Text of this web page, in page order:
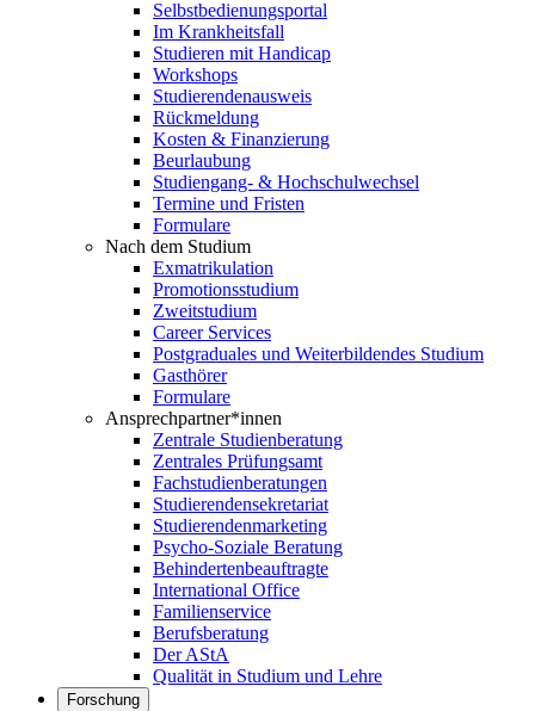
Selbstbedienungsportal
Im Krankheitsfall
Studieren mit Handicap
Workshops
Studierendenausweis
Rückmeldung
Kosten & Finanzierung
Beurlaubung
Studiengang- & Hochschulwechsel
Termine und Fristen
Formulare
Nach dem Studium
Exmatrikulation
Promotionsstudium
Zweitstudium
Career Services
Postgraduales und Weiterbildendes Studium
Gasthörer
Formulare
Ansprechpartner*innen
Zentrale Studienberatung
Zentrales Prüfungsamt
Fachstudienberatungen
Studierendensekretariat
Studierendenmarketing
Psycho-Soziale Beratung
Behindertenbeauftragte
International Office
Familienservice
Berufsberatung
Der AStA
Qualität in Studium und Lehre
Forschung